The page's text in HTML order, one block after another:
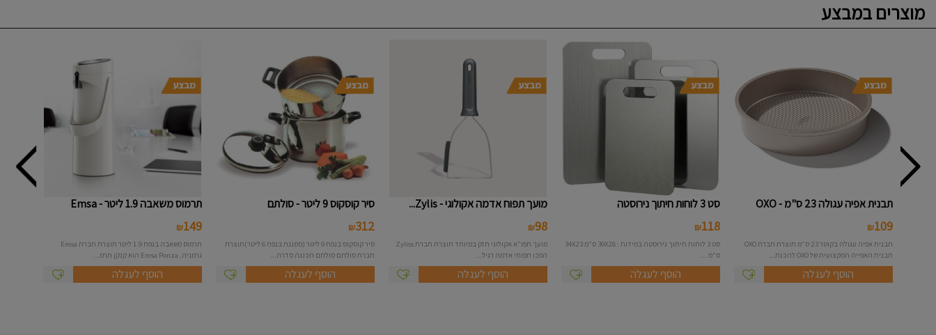
מוצרים במבצע
תבנית אפיה עגולה 23 ס"מ - OXO
109
₪
תבנית אפיה עגולה בקוטר 23 ס"מ תוצרת חברת OXO
תבנית האפייה המקצועית של OXO להכנת...
הוסף לעגלה
סט 3 לוחות חיתוך נירוסטה
118
₪
סט 3 לוחות חיתוך נירוסטה במידות : 39X28 ס"מ 34X23
ס"מ ...
הוסף לעגלה
מועך תפוח אדמה אקולוגי - Zylis...
98
₪
מועך תפו"א אקולוגי חזק במיוחד תוצרת חברת Zyliss
הפכו תפוחי אדמה רגיל...
הוסף לעגלה
סיר קוסקוס 9 ליטר - סולתם
312
₪
סיר קוסקוס בנפח 9 ליטר (מסננת בנפח 6 ליטר)תוצרת
חברת סולתם סולתם תכננה סדרה...
הוסף לעגלה
תרמוס משאבה 1.9 ליטר - Emsa
149
₪
תרמוס משאבה בנפח 1.9 ליטר תוצרת חברת Emsa
גרמניה. Emsa Ponza הוא קנקן תרמ...
הוסף לעגלה